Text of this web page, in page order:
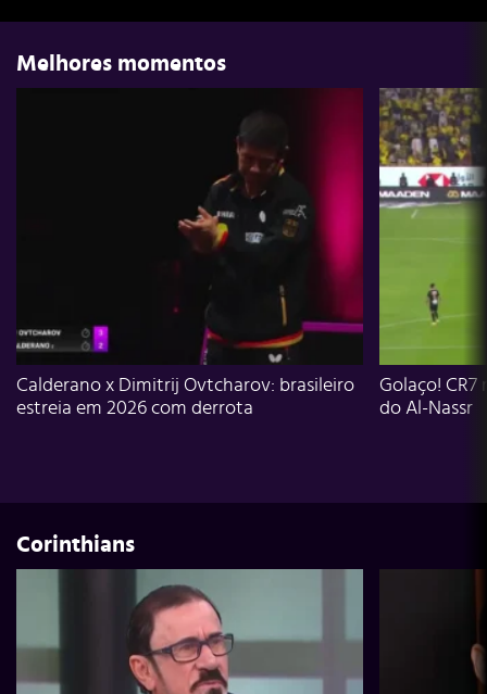
Melhores momentos
Calderano x Dimitrij Ovtcharov: brasileiro
estreia em 2026 com derrota
Golaço!
do Al-Nassr
Corinthians